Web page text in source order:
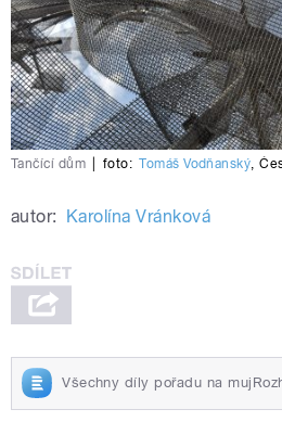
Tančící dům foto: Tomáš Vodňanský ,
autor: Karolína Vránková
Všechny díly pořadu na